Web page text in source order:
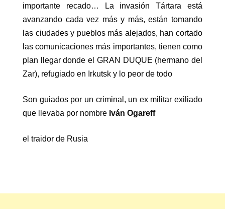
importante recado… La invasión Tártara está
avanzando cada vez más y más, están tomando
las ciudades y pueblos más alejados, han cortado
las comunicaciones más importantes, tienen como
plan llegar donde el GRAN DUQUE (hermano del
Zar), refugiado en Irkutsk y lo peor de todo
Son guiados por un criminal, un ex militar exiliado
que llevaba por nombre Iván Ogareff
el traidor de Rusia